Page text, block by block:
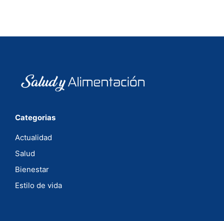
Categorias
Actualidad
Salud
Bienestar
Estilo de vida